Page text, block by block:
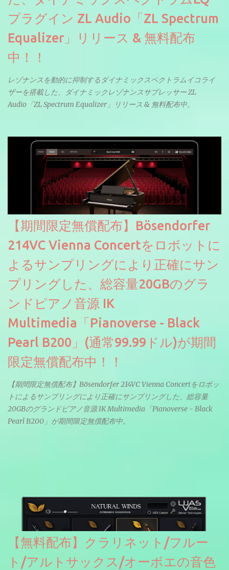
プラグイン ZL Audio「ZL Spectrum
Equalizer」リリース & 無料配布
中！！
レゾナンスを動的に抑制するダイナミックスペクトラムイコライ
ザーを搭載した、ダイナミックレゾナンスサプレッサー ZL
Audio「ZL Spectrum Equalizer」リリース & 無料配布中。
【期間限定無償配布】Bösendorfer
214VC Vienna Concertをロボットに
よるサンプリングにより正確にサン
プリングした、総容量20GBのグラ
ンドピアノ音源 IK
Multimedia「Pianoverse - Black
Pearl B200」(通常99.99ドル)が期間
限定無償配布中！！
【期間限定無償配布】Bösendorfer 214VC Vienna Concertをロボッ
トによるサンプリングにより正確にサンプリングした、総容量
20GBのグランドピアノ音源 IK Multimedia「Pianoverse - Black
Pearl B200」が期間限定無償配布中。
【無料配布】クラリネット/フルー
ト/アルトサックス/オーボエの音色